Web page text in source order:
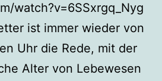
watch?v=6SSxrgq_Nyg
ist immer wieder von
Uhr die Rede, mit der
Alter von Lebewesen